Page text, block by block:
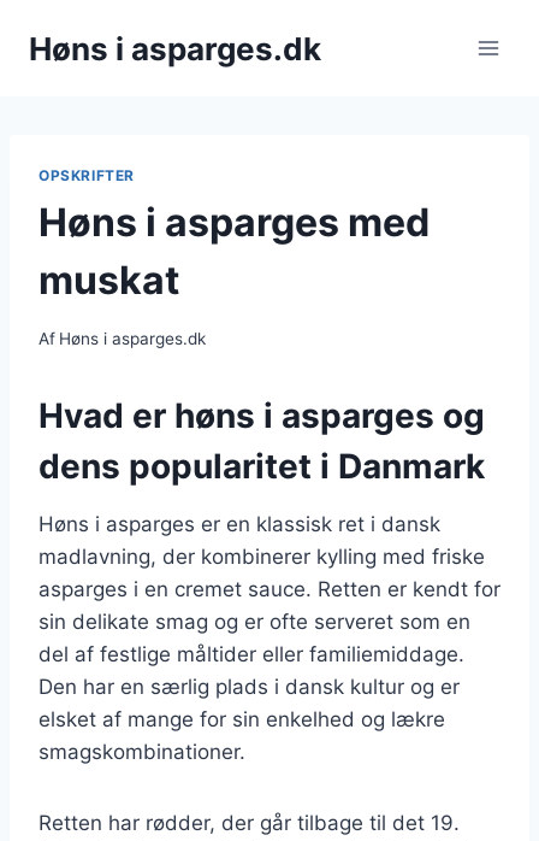
Høns i asparges.dk
OPSKRIFTER
Høns i asparges med
muskat
Af Høns i asparges.dk
Hvad er høns i asparges og
dens popularitet i Danmark
Høns i asparges er en klassisk ret i dansk
madlavning, der kombinerer kylling med friske
asparges i en cremet sauce. Retten er kendt for
sin delikate smag og er ofte serveret som en
del af festlige måltider eller familiemiddage.
Den har en særlig plads i dansk kultur og er
elsket af mange for sin enkelhed og lækre
smagskombinationer.
Retten har rødder, der går tilbage til det 19.